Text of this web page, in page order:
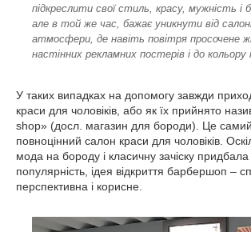
підкреслити свої стиль, красу, мужність і
але в той же час, бажає уникнути від
атмосфери, де навіть повітря просочене
настінних рекламних постерів і до кольору
У таких випадках на допомогу завжди
краси для чоловіків, або як їх прийнято
shop» (досл. магазин для бороди). Це самий
повноцінний салон краси для чоловіків.
мода на бороду і класичну зачіску
популярність, ідея відкриття барбершоп –
перспективна і корисне.